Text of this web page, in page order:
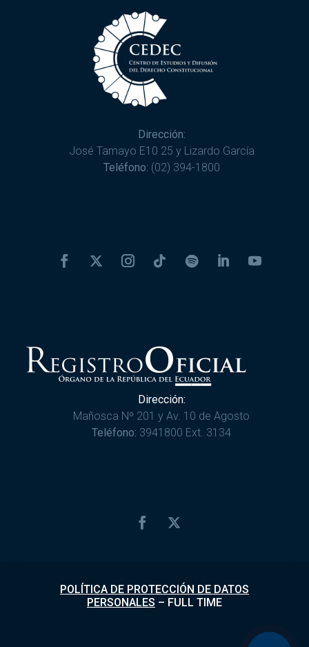
Dirección:
José Tamayo E10 25 y Lizardo García
Teléfono: (02) 394-1800
Dirección:
Mañosca Nº 201 y Av. 10 de Agosto
Teléfono: 3941800 Ext. 3134
POLÍTICA DE PROTECCIÓN DE DATOS
PERSONALES – FULL TIME